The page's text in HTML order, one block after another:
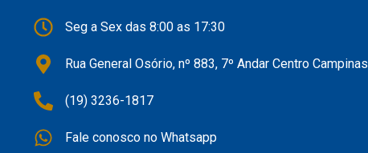
Seg a Sex das 8:00 as 17:30
Rua General Osório, nº 883, 7º Andar Centro Campinas
(19) 3236-1817
Fale conosco no Whatsapp